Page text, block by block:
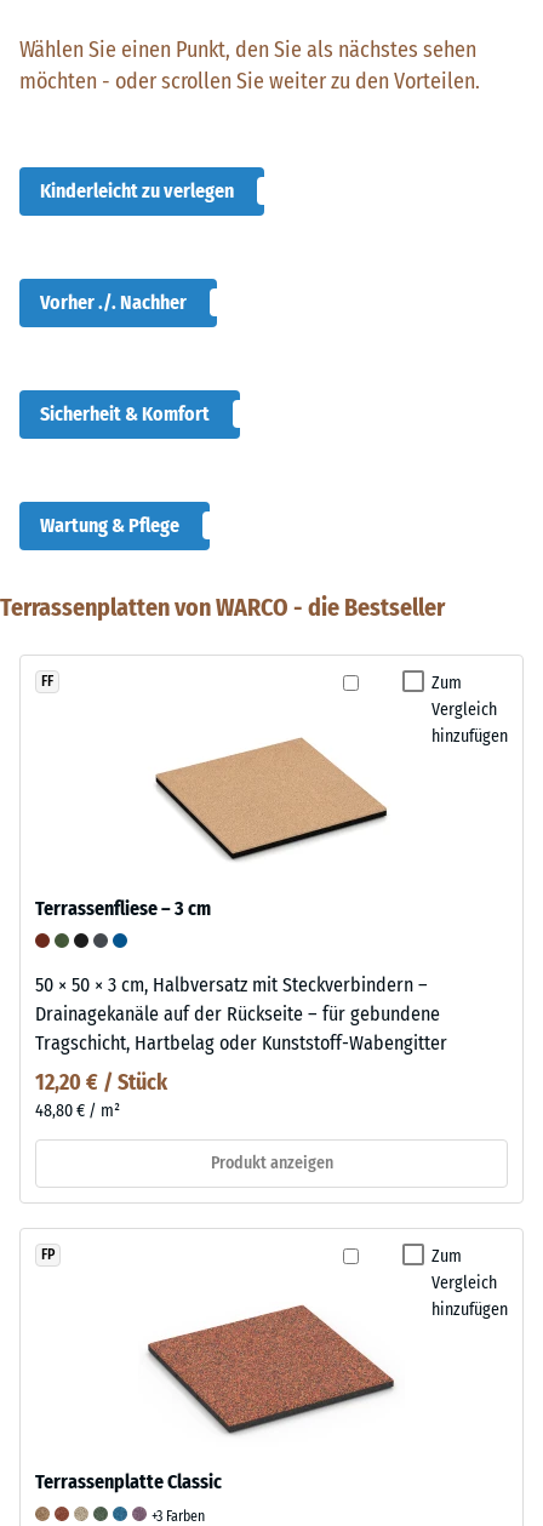
Wählen Sie einen Punkt, den Sie als nächstes sehen
möchten - oder scrollen Sie weiter zu den Vorteilen.
Kinderleicht zu verlegen
Vorher ./. Nachher
Sicherheit & Komfort
Wartung & Pflege
Terrassenplatten von WARCO - die Bestseller
Zum
Vergleich
hinzufügen
FF
Terrassenfliese – 3 cm
50 × 50 × 3 cm, Halbversatz mit Steckverbindern –
Drainagekanäle auf der Rückseite – für gebundene
Tragschicht, Hartbelag oder Kunststoff-Wabengitter
12,20 € / Stück
48,80 € / m²
Produkt anzeigen
Zum
Vergleich
hinzufügen
FP
Terrassenplatte Classic
+3 Farben